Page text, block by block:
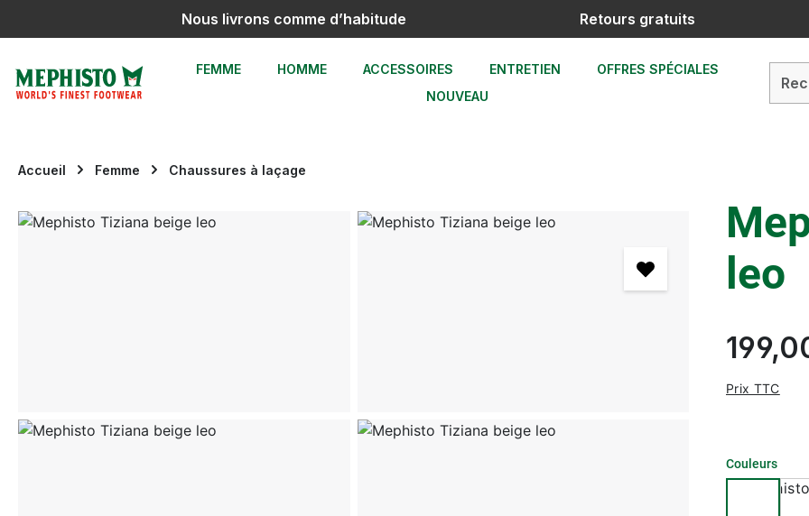
Passer à la navigation principaleNous livrons comme d’habitude Retours gratuits
FEMME HOMME ACCESSOIRES ENTRETIEN
OFFRES SPÉCIALES
NOUVEAU
Accueil Femme Chaussures à laçage
Ignorer la galerie d'images
leo
Prix TTC
Couleurs